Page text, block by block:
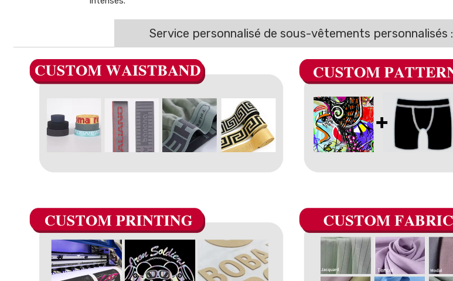
Service personnalisé de sous-vêtements personnalisés :